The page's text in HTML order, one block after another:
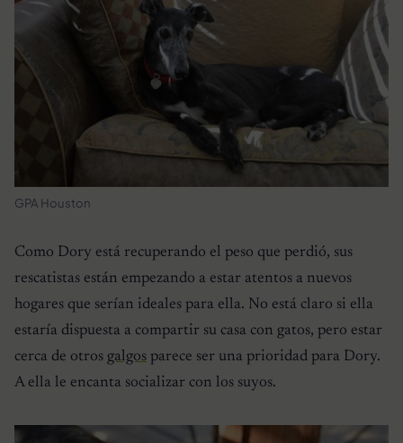
GPA Houston
Como Dory está recuperando el peso que perdió, sus
rescatistas están empezando a estar atentos a nuevos
hogares que serían ideales para ella. No está claro si ella
estaría dispuesta a compartir su casa con gatos, pero estar
cerca de otros galgos parece ser una prioridad para Dory.
A ella le encanta socializar con los suyos.